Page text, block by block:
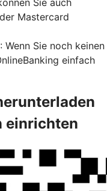
Mastercard
: Wenn Sie noch keinen
einfach
einrichten